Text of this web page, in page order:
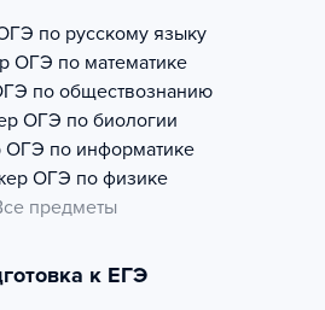
по русскому языку
ОГЭ по математике
по обществознанию
ОГЭ по биологии
ОГЭ по информатике
ОГЭ по физике
предметы
к ЕГЭ